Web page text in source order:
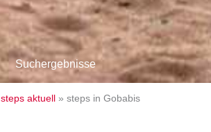
Suchergebnisse
steps aktuell » steps in Gobabis